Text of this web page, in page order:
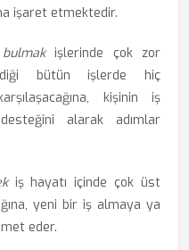
işaret etmektedir.
işlerinde çok zor
bütün işlerde hiç
kişinin iş
alarak adımlar
iş hayatı içinde çok üst
yeni bir iş almaya ya
eder.